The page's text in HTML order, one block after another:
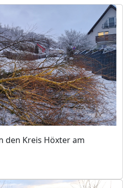
den Kreis Höxter am